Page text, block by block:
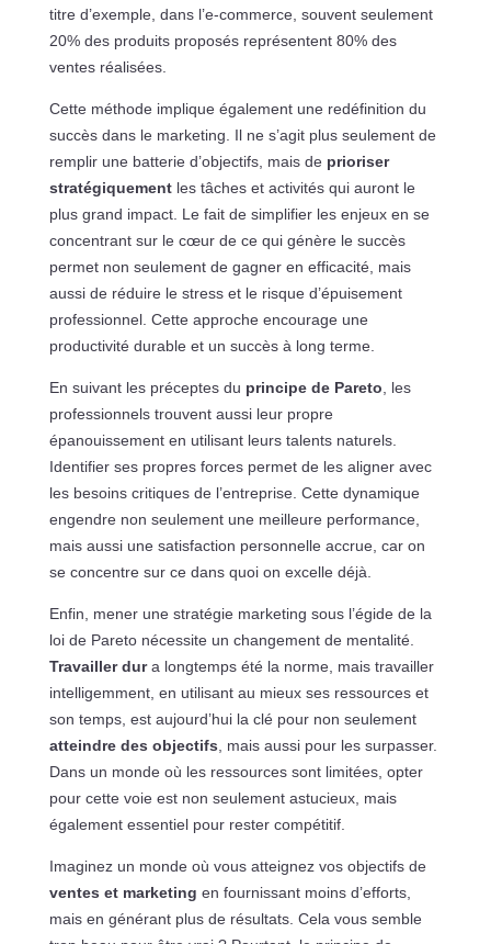
titre d’exemple, dans l’e-commerce, souvent seulement
20% des produits proposés représentent 80% des
ventes réalisées.
Cette méthode implique également une redéfinition du
succès dans le marketing. Il ne s’agit plus seulement de
remplir une batterie d’objectifs, mais de prioriser
stratégiquementles tâches et activités qui auront le
plus grand impact. Le fait de simplifier les enjeux en se
concentrant sur le cœur de ce qui génère le succès
permet non seulement de gagner en efficacité, mais
aussi de réduire le stress et le risque d’épuisement
professionnel. Cette approche encourage une
productivité durable et un succès à long terme.
En suivant les préceptes du principe de Pareto , les
professionnels trouvent aussi leur propre
épanouissement en utilisant leurs talents naturels.
Identifier ses propres forces permet de les aligner avec
les besoins critiques de l’entreprise. Cette dynamique
engendre non seulement une meilleure performance,
mais aussi une satisfaction personnelle accrue, car on
se concentre sur ce dans quoi on excelle déjà.
Enfin, mener une stratégie marketing sous l’égide de la
loi de Pareto nécessite un changement de mentalité.
Travailler dura longtemps été la norme, mais travailler
intelligemment, en utilisant au mieux ses ressources et
son temps, est aujourd’hui la clé pour non seulement
atteindre des objectifs , mais aussi pour les surpasser.
Dans un monde où les ressources sont limitées, opter
pour cette voie est non seulement astucieux, mais
également essentiel pour rester compétitif.
Imaginez un monde où vous atteignez vos objectifs de
ventes et marketing en fournissant moins d’efforts,
mais en générant plus de résultats. Cela vous semble